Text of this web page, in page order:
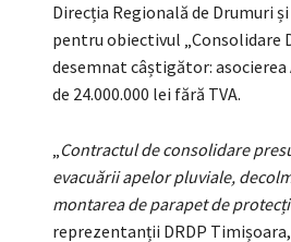
Direcția Regională de Drumuri
pentru obiectivul „Consolidare
desemnat câștigător: asocierea
de 24.000.000 lei fără TVA.
„Contractul de consolidare
evacuării apelor pluviale,
montarea de parapet de
reprezentanții DRDP